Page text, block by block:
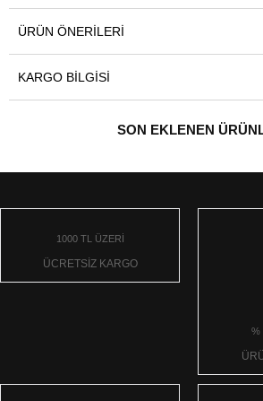
ÜRÜN ÖNERILERI
KARGO BILGISI
SON EKLENEN
1000 TL ÜZERİ
ÜCRETSİZ KARGO
%